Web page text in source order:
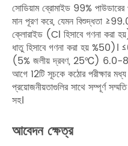
সোডিয়াম ব্রোমাইড 99%
মান পূরণ করে, যেমন বিশুদ্ধতা
ক্লোরাইড (Cl হিসাবে গণনা
ধাতু হিসাবে গণনা করা হয়
(5% জলীয় দ্রবণ, 25℃) 6.0-8.0।
আগে 12টি সূচকে কঠোর পরীক্ষার মধ্য
প্রয়োজনীয়তাগুলির সাথে সম্পূর্ণ
সহ।
আবেদন ক্ষেত্র